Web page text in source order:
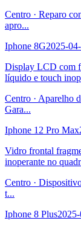
Centro · Reparo
apro...
Iphone 8G2025-
Display LCD com
líquido e touch
Centro · Aparelho
Gara...
Iphone 12 Pro Max
Vidro frontal
inoperante no
Centro ·
t...
Iphone 8 Plus